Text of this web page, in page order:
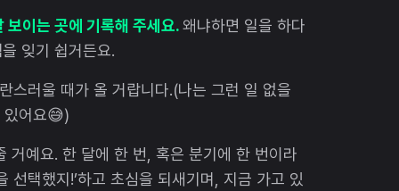
보이는 곳에 기록해 주세요.왜냐하면 일을 하다
잊기 쉽거든요.
스러울 때가 올 거랍니다.(나는 그런 일 없을
있어요😅)
거예요. 한 달에 한 번, 혹은 분기에 한 번이라
선택했지!’하고 초심을 되새기며, 지금 가고 있